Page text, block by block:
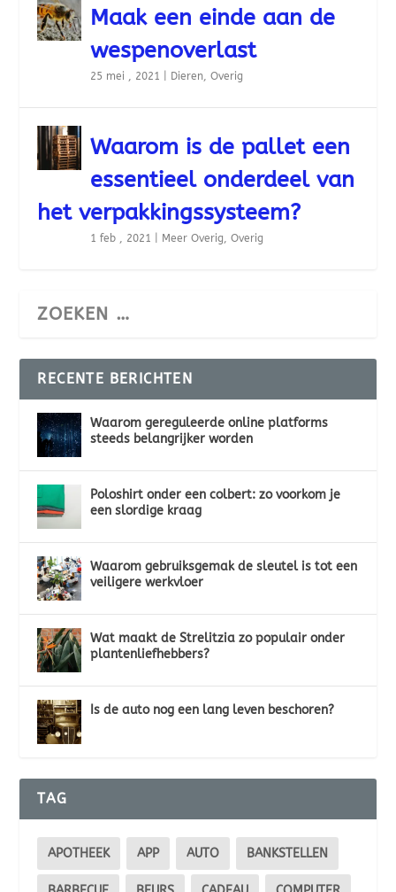
Maak een einde aan de
wespenoverlast
25 mei , 2021 Dieren,Overig
Waarom is de pallet een
essentieel onderdeel van
het verpakkingssysteem?
1 feb , 2021 Meer Overig,Overig
RECENTE BERICHTEN
Waarom gereguleerde online platforms
steeds belangrijker worden
Poloshirt onder een colbert: zo voorkom je
een slordige kraag
Waarom gebruiksgemak de sleutel is tot een
veiligere werkvloer
Wat maakt de Strelitzia zo populair onder
plantenliefhebbers?
Is de auto nog een lang leven beschoren?
TAG
APOTHEEK APP AUTO BANKSTELLEN